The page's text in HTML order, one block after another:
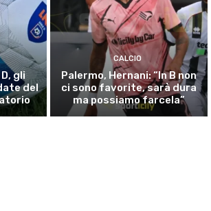
gli
del
CALCIO
Palermo, Hernani: “In B non
ci sono favorite, sarà dura
ma possiamo farcela”